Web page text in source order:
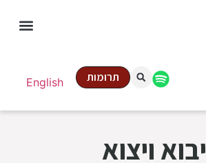
English תרומות
יבוא ויצוא